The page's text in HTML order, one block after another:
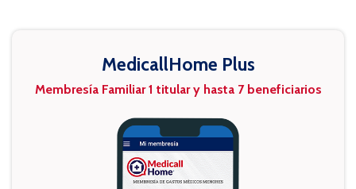
MedicallHome Plus
Membresía Familiar 1 titular y hasta 7 beneficiarios